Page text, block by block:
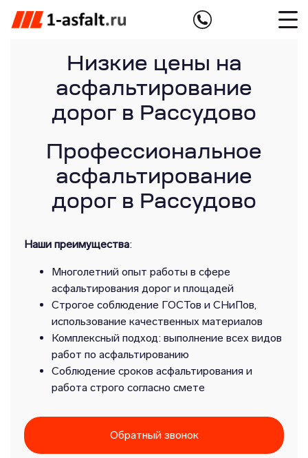
Низкие цены на
асфальтирование
дорог в Рассудово
Профессиональное
асфальтирование
дорог в Рассудово
Наши преимущества:
Многолетний опыт работы в сфере
асфальтирования дорог и площадей
Строгое соблюдение ГОСТов и СНиПов,
использование качественных материалов
Комплексный подход: выполнение всех видов
работ по асфальтированию
Соблюдение сроков асфальтирования и
работа строго согласно смете
Обратный звонок